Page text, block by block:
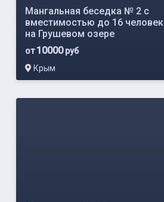
Мангальная беседка № 2 с
вместимостью до 16 человек
на Грушевом озере
от10000руб
Крым